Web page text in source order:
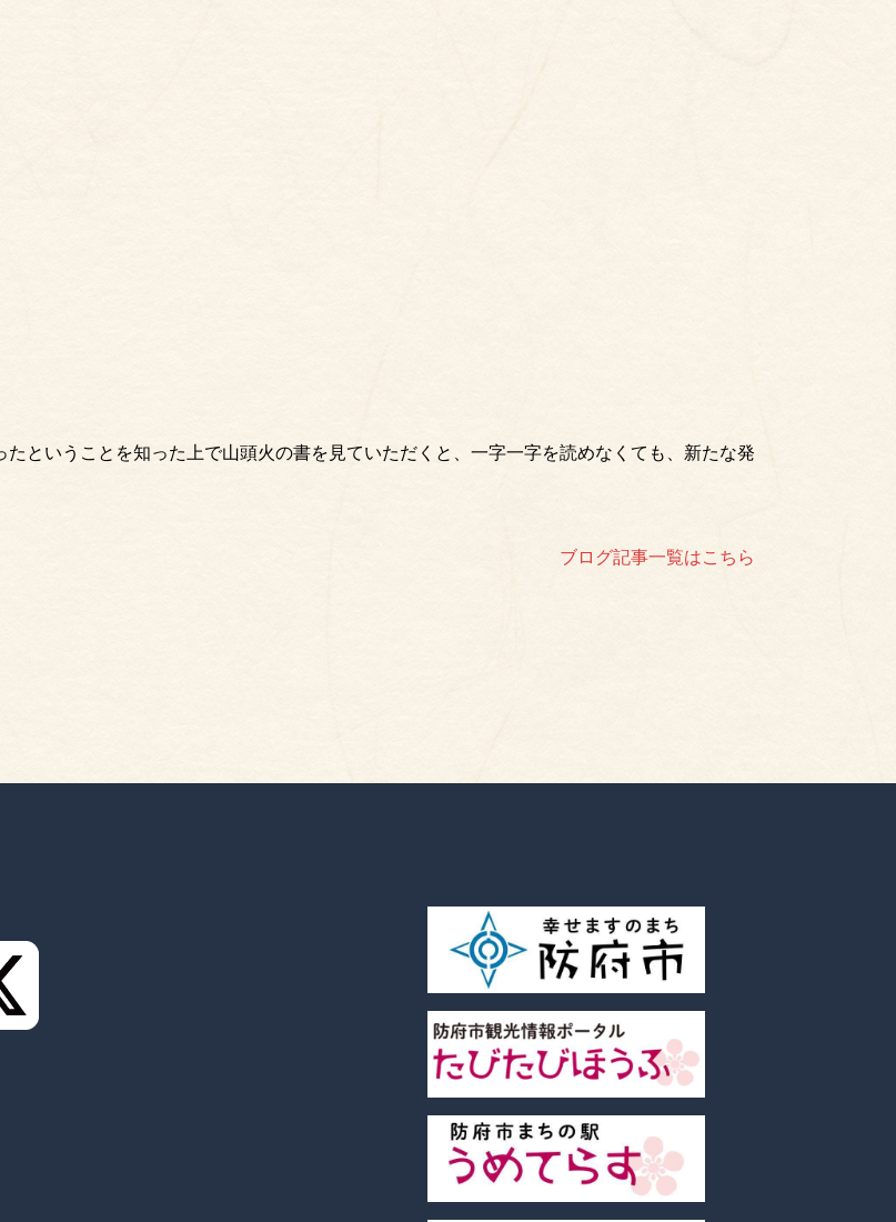
ということを知った上で山頭火の書を見ていただくと、一字一字を読めなくても、新たな発
ブログ記事一覧はこちら